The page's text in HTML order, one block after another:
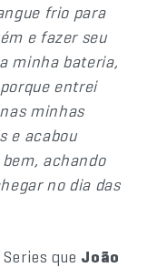
frio para
e fazer seu
minha bateria,
entrei
minhas
e acabou
achando
no dia das
que João